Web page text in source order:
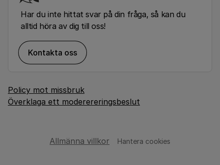
Har du inte hittat svar på din fråga, så kan du
alltid höra av dig till oss!
Kontakta oss
Policy mot missbruk
Överklaga ett moderereringsbeslut
Allmänna villkor Hantera cookies